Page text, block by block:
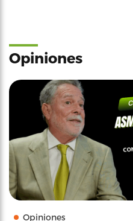
Opiniones
Opiniones